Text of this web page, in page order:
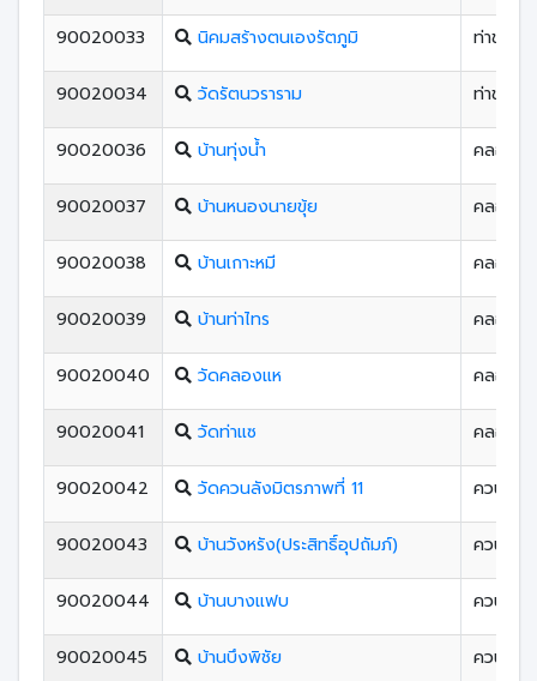
90020033 นิคมสร้างตนเองรัตภูมิ ท่าชะมวง
90020034 วัดรัตนวราราม ท่าชะมวง
90020036 บ้านทุ่งนํ้า คลองแห
90020037 บ้านหนองนายขุ้ย คลองแห
90020038 บ้านเกาะหมี คลองแห
90020039 บ้านท่าไทร คลองแห
90020040 วัดคลองแห คลองแห
90020041 วัดท่าแซ คลองอู่ต
90020042 วัดควนลังมิตรภาพที่ 11 ควนลัง
90020043 บ้านวังหรัง(ประสิทธิ์อุปถัมภ์) ควนลัง
90020044 บ้านบางแฟบ ควนลัง
90020045 บ้านบึงพิชัย ควนลัง